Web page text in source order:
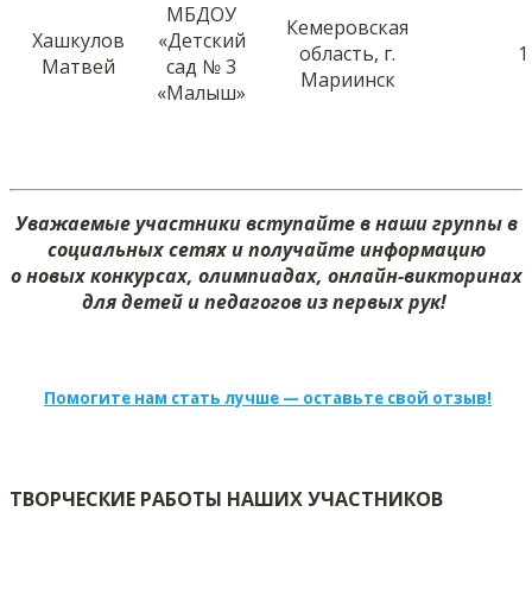
Хашкулов
Матвей
МБДОУ
«Детский
сад № 3
«Малыш»
Кемеровская
область, г.
Мариинск
1
Уважаемые участники вступайте в наши группы в
социальных сетях и получайте информацию
о новых конкурсах, олимпиадах, онлайн-викторинах
для детей и педагогов из первых рук!
Помогите нам стать лучше — оставьте свой отзыв!
ТВОРЧЕСКИЕ РАБОТЫ НАШИХ УЧАСТНИКОВ